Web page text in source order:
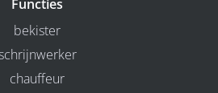
Functies
bekister
chauffeur